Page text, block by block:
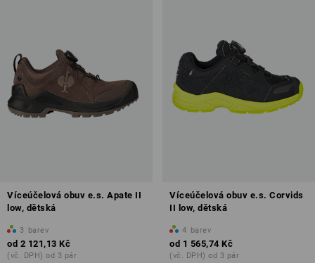
Víceúčelová obuv e.s. Apate II
low, dětská
3 barev
od 2 121,13 Kč
(vč. DPH) od 3 pár
Víceúčelová obuv e.s. Corvids
II low, dětská
4 barev
od 1 565,74 Kč
(vč. DPH) od 3 pár